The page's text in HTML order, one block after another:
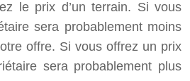
le prix d’un terrain. Si vous
sera probablement moins
offre. Si vous offrez un prix
sera probablement plus